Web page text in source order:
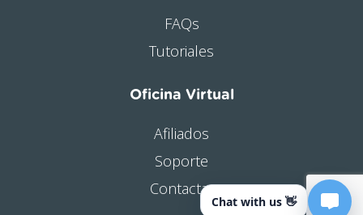
FAQs
Tutoriales
Oficina Virtual
Afiliados
Soporte
Contactar
Chat with us 👋